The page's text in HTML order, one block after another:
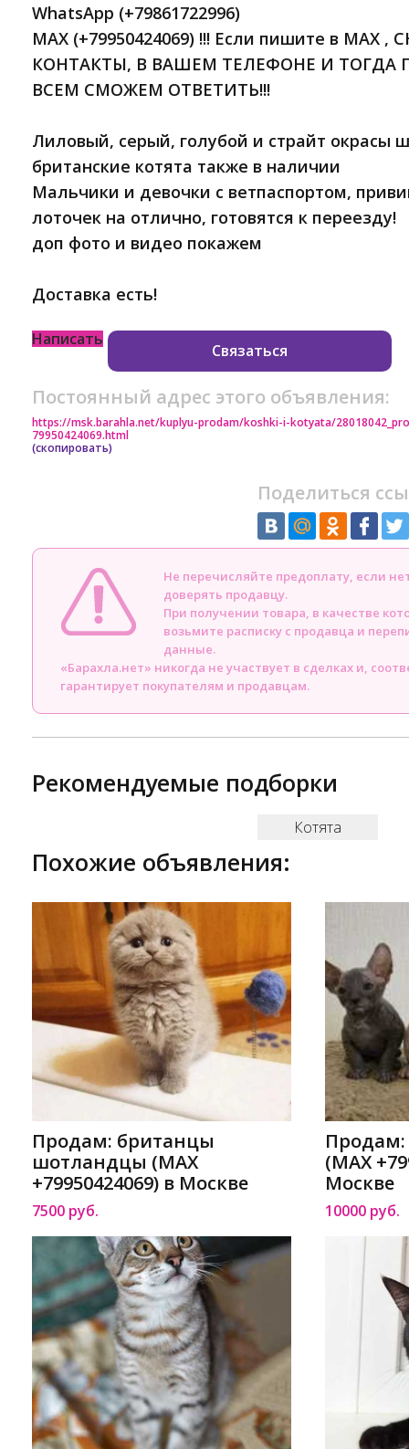
WhatsApp (+79861722996)
MAX (+79950424069) !!! Если пишите в MAX
КОНТАКТЫ, В ВАШЕМ ТЕЛЕФОНЕ И ТОГДА
ВСЕМ СМОЖЕМ ОТВЕТИТЬ!!!
Лиловый, серый, голубой и страйт окрасы
британские котята также в наличии
Мальчики и девочки с ветпаспортом,
лоточек на отлично, готовятся к переезду!
доп фото и видео покажем
Доставка есть!
Написать
Связаться
Постоянный адрес этого объявления:
https://msk.barahla.net/kuplyu-prodam/koshki-i-kotyata/
79950424069.html
(скопировать)
Поделиться
Не перечисляйте предоплату, если
доверять продавцу.
При получении товара, в качестве
возьмите расписку с продавца и
данные.
«Барахла.нет» никогда не участвует в сделках и,
гарантирует покупателям и продавцам.
Рекомендуемые подборки
Котята
Похожие объявления:
Продам: британцы
шотландцы (MAX
+79950424069) в Москве
7500 руб.
Продам:
(MAX
Москве
10000 руб.